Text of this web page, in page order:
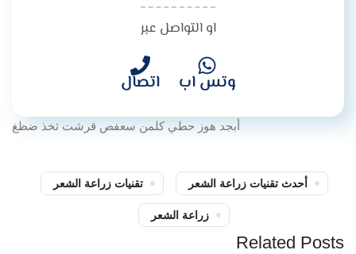
او التواصل عبر
وتس اب اتصال
أبجد هوز حطي كلمن سعفص قرشت ثخذ ضظغ
أحدث تقنيات زراعة الشعر تقنيات زراعة الشعر
زراعة الشعر
Related Posts